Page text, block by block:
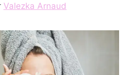
Valezka Arnaud